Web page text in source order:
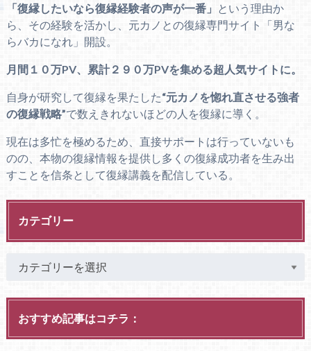
「復縁したいなら復縁経験者の声が一番」
という理由か
ら、その経験を活かし、元カノとの復縁専門サイト「男な
らバカになれ」開設。
月間１０万PV、累計２９０万PVを集める超人気サイトに。
自身が研究して復縁を果たした“元カノを惚れ直させる強者
の復縁戦略”で数えきれないほどの人を復縁に導く。
現在は多忙を極めるため、直接サポートは行っていないも
のの、本物の復縁情報を提供し多くの復縁成功者を生み出
すことを信条として復縁講義を配信している。
カテゴリー
おすすめ記事はコチラ：